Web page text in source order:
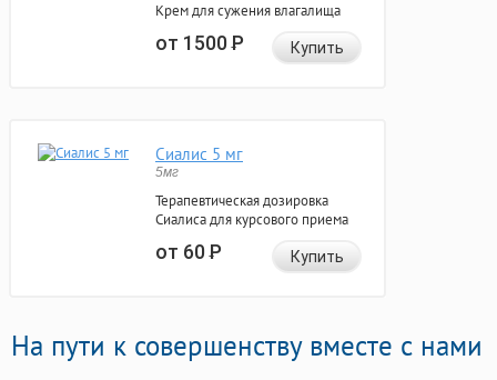
Крем для сужения влагалища
от 1500Р Купить
Сиалис 5 мг
5мг
Терапевтическая дозировка
Сиалиса для курсового приема
от 60Р Купить
На пути к совершенству вместе с нами